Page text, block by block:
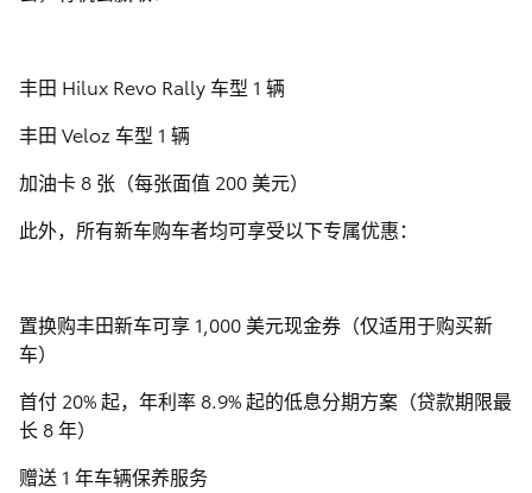
丰田 Hilux Revo Rally 车型 1 辆
丰田 Veloz 车型 1 辆
加油卡 8 张（每张面值 200 美元）
此外，所有新车购车者均可享受以下专属优惠：
置换购丰田新车可享 1,000 美元现金券（仅适用于购买新
车）
首付 20% 起，年利率 8.9% 起的低息分期方案（贷款期限最
长 8 年）
赠送 1 年车辆保养服务